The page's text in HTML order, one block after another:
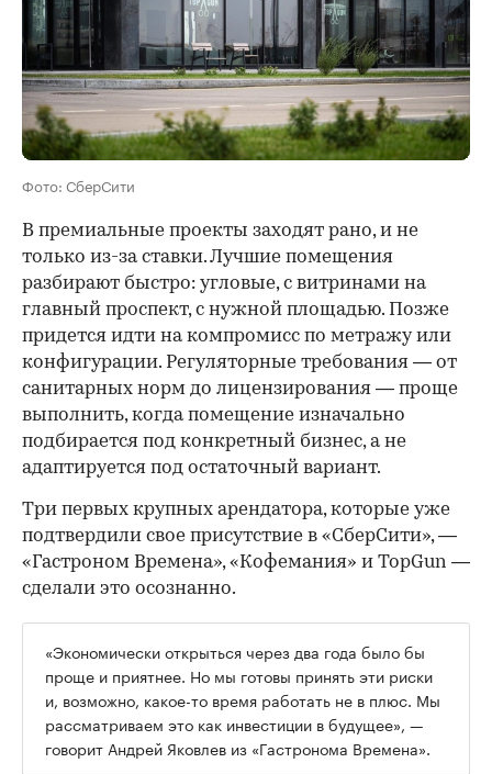
Фото: СберСити
В премиальные проекты заходят рано, и не
только из-за ставки. Лучшие помещения
разбирают быстро: угловые, с витринами на
главный проспект, с нужной площадью. Позже
придется идти на компромисс по метражу или
конфигурации. Регуляторные требования — от
санитарных норм до лицензирования — проще
выполнить, когда помещение изначально
подбирается под конкретный бизнес, а не
адаптируется под остаточный вариант.
Три первых крупных арендатора, которые уже
подтвердили свое присутствие в «СберСити», —
«Гастроном Времена», «Кофемания» и TopGun —
сделали это осознанно.
«Экономически открыться через два года было бы
проще и приятнее. Но мы готовы принять эти риски
и, возможно, какое-то время работать не в плюс. Мы
рассматриваем это как инвестиции в будущее», —
говорит Андрей Яковлев из «Гастронома Времена».